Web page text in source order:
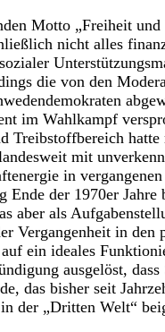
Motto „Freiheit
nicht alles
die von den
im Wahlkampf
Treibstoffbereich hatte
mit
in
Ende der 1970er Jahre
aber als
Vergangenheit in den
ein ideales
ausgelöst,
das bisher seit
der „Dritten Welt“